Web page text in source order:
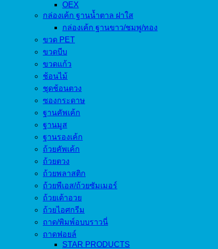
OEX
กล่องเค้ก ฐานน้ำตาล ฝาใส
กล่องเค้ก ฐานขาว/ชมพู/ทอง
ขวด PET
ขวดบีบ
ขวดแก้ว
ช้อนไม้
ชุดช้อนตวง
ซองกระดาษ
ฐานคัพเค้ก
ฐานมูส
ฐานรองเค้ก
ถ้วยคัพเค้ก
ถ้วยตวง
ถ้วยพลาสติก
ถ้วยพีเอส/ถ้วยซัมเมอร์
ถ้วยเต้าอวย
ถ้วยไอศกรีม
ถาด/พิมพ์อบบราวนี่
ถาดฟอยล์
STAR PRODUCTS